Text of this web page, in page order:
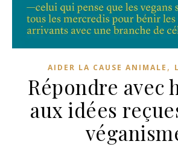
AIDER LA CAUSE ANIMALE ,
Répondre avec
aux idées